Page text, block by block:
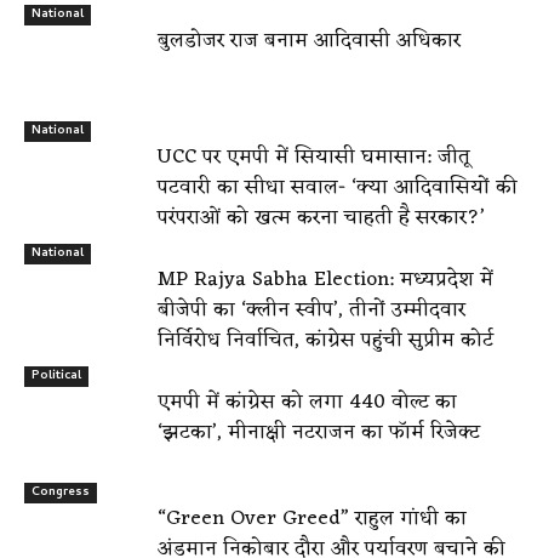
National
बुलडोजर राज बनाम आदिवासी अधिकार
National
UCC पर एमपी में सियासी घमासान: जीतू
पटवारी का सीधा सवाल- ‘क्या आदिवासियों की
परंपराओं को खत्म करना चाहती है सरकार?’
National
MP Rajya Sabha Election: मध्यप्रदेश में
बीजेपी का ‘क्लीन स्वीप’, तीनों उम्मीदवार
निर्विरोध निर्वाचित, कांग्रेस पहुंची सुप्रीम कोर्ट
Political
एमपी में कांग्रेस को लगा 440 वोल्ट का
‘झटका’, मीनाक्षी नटराजन का फॉर्म रिजेक्ट
Congress
“Green Over Greed” राहुल गांधी का
अंडमान निकोबार दौरा और पर्यावरण बचाने की